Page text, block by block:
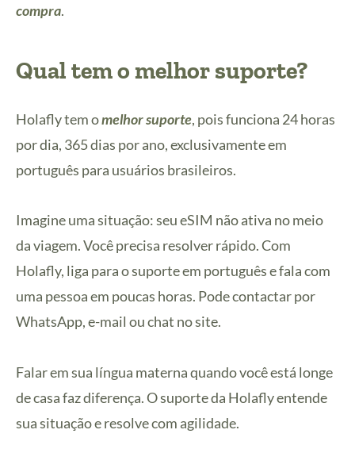
compra.
Qual tem o melhor suporte?
Holafly tem omelhor suporte, pois funciona 24 horas
por dia, 365 dias por ano, exclusivamente em
português para usuários brasileiros.
Imagine uma situação: seu eSIM não ativa no meio
da viagem. Você precisa resolver rápido. Com
Holafly, liga para o suporte em português e fala com
uma pessoa em poucas horas. Pode contactar por
WhatsApp, e-mail ou chat no site.
Falar em sua língua materna quando você está longe
de casa faz diferença. O suporte da Holafly entende
sua situação e resolve com agilidade.